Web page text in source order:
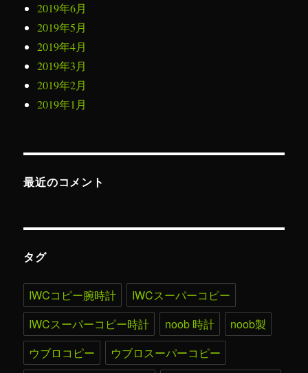
2019年6月
2019年5月
2019年4月
2019年3月
2019年2月
2019年1月
最近のコメント
タグ
IWCコピー腕時計
IWCスーパーコピー
IWCスーパーコピー時計
noob 時計
noob製
ウブロコピー
ウブロスーパーコピー